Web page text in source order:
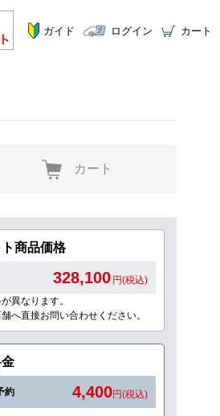
ガイド ログイン カート
カート
商品価格
328,100 円(税込)
異なります。
へ直接お問い合わせください。
約 4,400円(税込)